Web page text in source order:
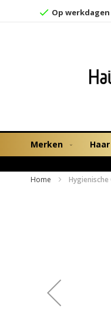
Op
Merken Haar
Home
gallerij